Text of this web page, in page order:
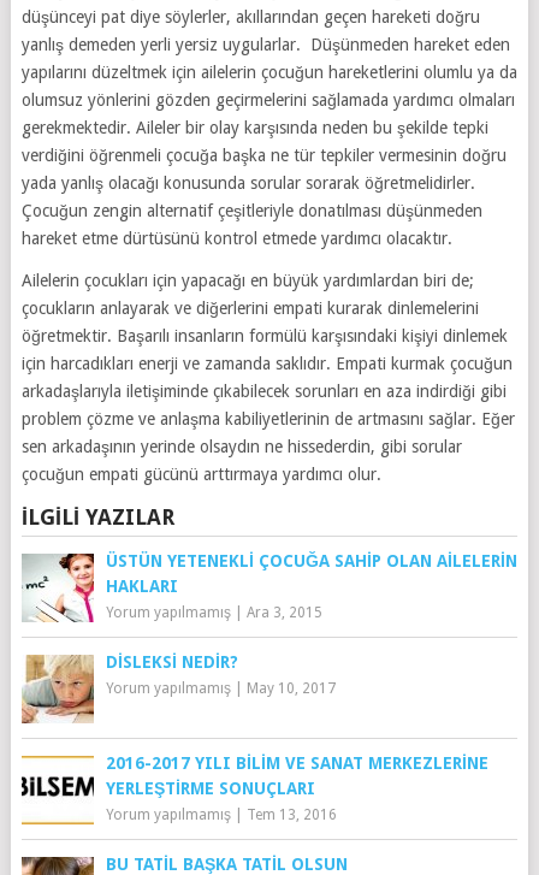
düşünceyi pat diye söylerler, akıllarından geçen hareketi doğru
yanlış demeden yerli yersiz uygularlar. Düşünmeden hareket eden
yapılarını düzeltmek için ailelerin çocuğun hareketlerini olumlu ya da
olumsuz yönlerini gözden geçirmelerini sağlamada yardımcı olmaları
gerekmektedir. Aileler bir olay karşısında neden bu şekilde tepki
verdiğini öğrenmeli çocuğa başka ne tür tepkiler vermesinin doğru
yada yanlış olacağı konusunda sorular sorarak öğretmelidirler.
Çocuğun zengin alternatif çeşitleriyle donatılması düşünmeden
hareket etme dürtüsünü kontrol etmede yardımcı olacaktır.
Ailelerin çocukları için yapacağı en büyük yardımlardan biri de;
çocukların anlayarak ve diğerlerini empati kurarak dinlemelerini
öğretmektir. Başarılı insanların formülü karşısındaki kişiyi dinlemek
için harcadıkları enerji ve zamanda saklıdır. Empati kurmak çocuğun
arkadaşlarıyla iletişiminde çıkabilecek sorunları en aza indirdiği gibi
problem çözme ve anlaşma kabiliyetlerinin de artmasını sağlar. Eğer
sen arkadaşının yerinde olsaydın ne hissederdin, gibi sorular
çocuğun empati gücünü arttırmaya yardımcı olur.
İLGILI YAZILAR
ÜSTÜN YETENEKLI ÇOCUĞA SAHIP OLAN AILELERIN
HAKLARI
Yorum yapılmamış| Ara 3, 2015
DISLEKSI NEDIR?
Yorum yapılmamış| May 10, 2017
2016-2017 YILI BILIM VE SANAT MERKEZLERINE
YERLEŞTIRME SONUÇLARI
Yorum yapılmamış| Tem 13, 2016
BU TATIL BAŞKA TATIL OLSUN